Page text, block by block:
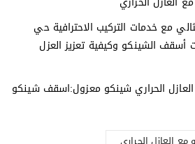
مع خدمات التركيب الاحترافية حي
الشينكو وكيفية تعزيز العزل
الحراري شينكو معزول:اسقف شينكو